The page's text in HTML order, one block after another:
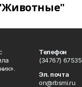
Телефон
(34767) 67535
Эл. почта
on@rbsmi.ru